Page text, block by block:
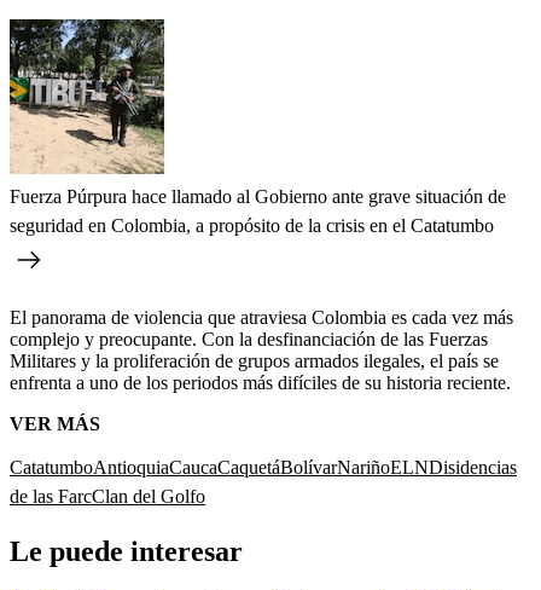
Fuerza Púrpura hace llamado al Gobierno ante grave situación de
seguridad en Colombia, a propósito de la crisis en el Catatumbo
El panorama de violencia que atraviesa Colombia es cada vez más
complejo y preocupante. Con la desfinanciación de las Fuerzas
Militares y la proliferación de grupos armados ilegales, el país se
enfrenta a uno de los periodos más difíciles de su historia reciente.
VER MÁS
CatatumboAntioquiaCaucaCaquetáBolívarNariñoELNDisidencias
de las FarcClan del Golfo
Le puede interesar